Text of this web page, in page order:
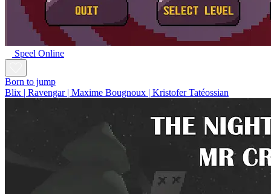
Speel Online
Born to jump
Blix | Ravengar | Maxime Bougnoux | Kristofer Tatéossian